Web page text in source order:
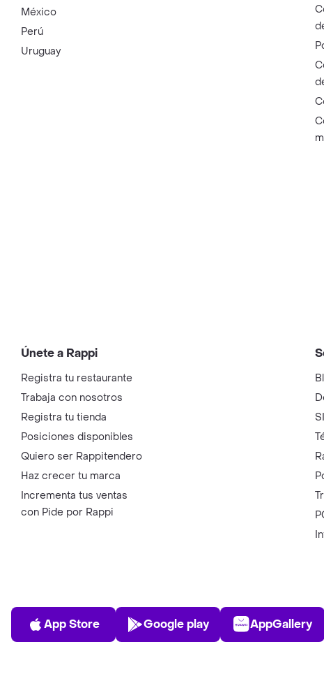
México
Perú
Uruguay
Únete a Rappi
Registra tu restaurante
Trabaja con nosotros
Registra tu tienda
Posiciones disponibles
Quiero ser Rappitendero
Haz crecer tu marca
Incrementa tus ventas
con Pide por Rappi
App Store
App Store
Play Store
Google play AppGallery